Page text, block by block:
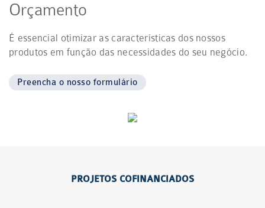
Orçamento
É essencial otimizar as características dos nossos
produtos em função das necessidades do seu negócio.
Preencha o nosso formulário
PROJETOS COFINANCIADOS